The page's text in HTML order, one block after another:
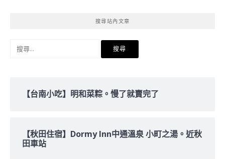
搜尋站內文章
【台南小吃】明和菜粽。慢了就賣完了
【秋田住宿】Dormy Inn中通溫泉 小町之湯。近秋
田車站